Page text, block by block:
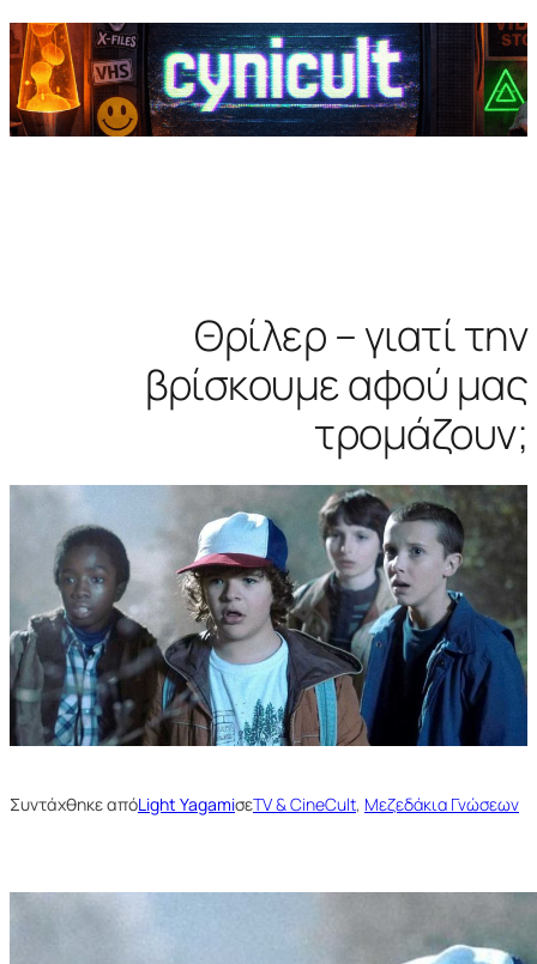
Θρίλερ – γιατί την
βρίσκουμε αφού μας
τρομάζουν;
Συντάχθηκε απόLight YagamiσεTV & CineCult, Μεζεδάκια Γνώσεων